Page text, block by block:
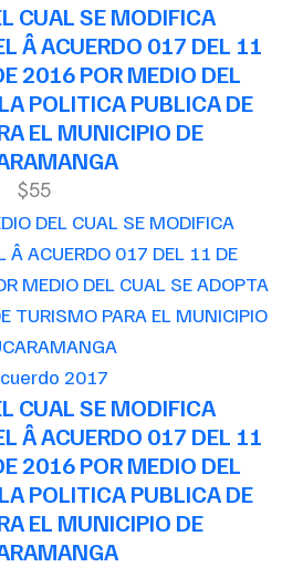
CUAL SE MODIFICA
Â ACUERDO 017 DEL 11
2016 POR MEDIO DEL
POLITICA PUBLICA DE
EL MUNICIPIO DE
$55
2017
CUAL SE MODIFICA
Â ACUERDO 017 DEL 11
2016 POR MEDIO DEL
POLITICA PUBLICA DE
EL MUNICIPIO DE